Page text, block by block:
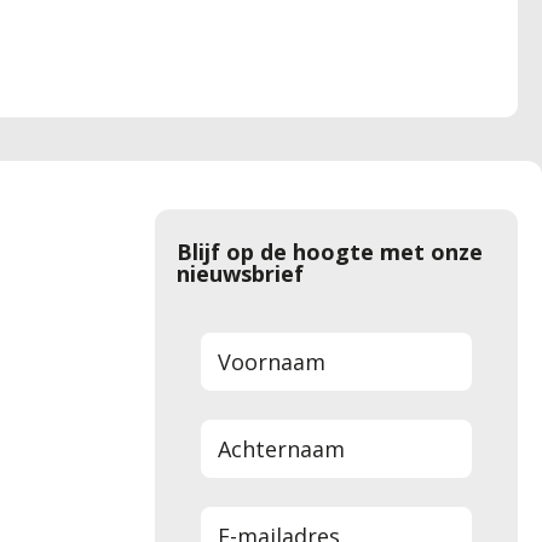
Blijf op de hoogte met onze
nieuwsbrief